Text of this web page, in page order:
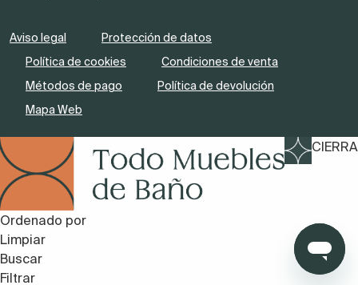
Aviso legal
Protección de datos
Política de cookies
Condiciones de venta
Métodos de pago
Política de devolución
Mapa Web
CIERRA
Ordenado por
Limpiar
Buscar
Filtrar